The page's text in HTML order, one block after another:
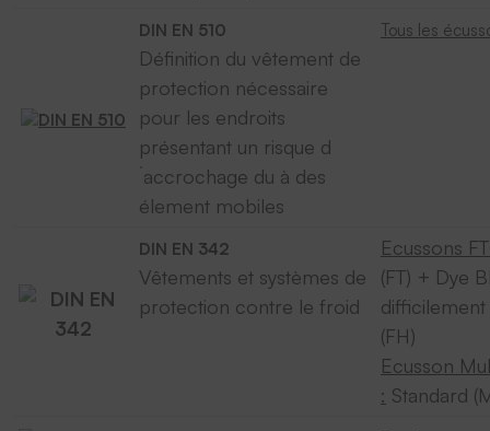
DIN EN 510
Définition du vêtement de
protection nécessaire
pour les endroits
présentant un risque d
´accrochage du à des
élement mobiles
Tous les
DIN EN 342
Vêtements et systèmes de
protection contre le froid
Ecussons
(FT) + Dye
(FH)
Ecusson
: Standard